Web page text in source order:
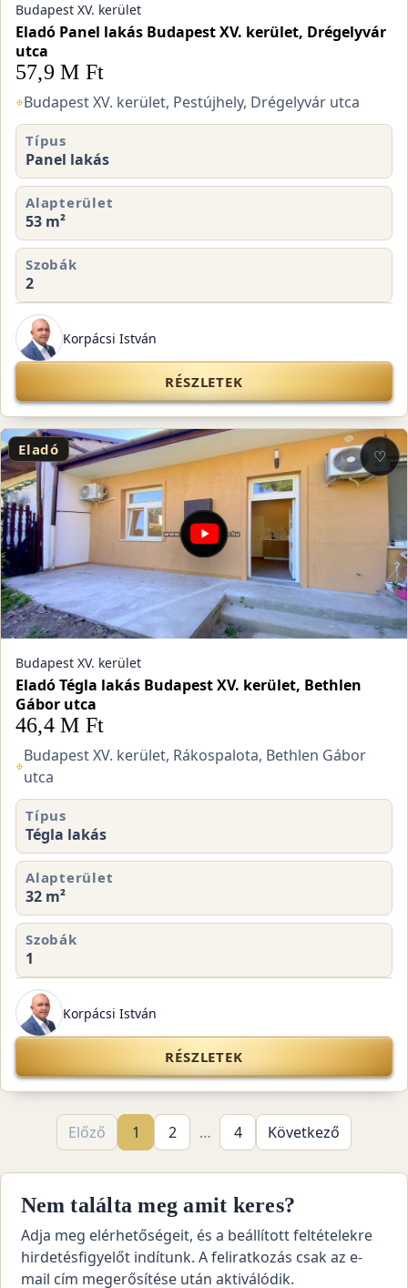
Budapest XV. kerület
Eladó Panel lakás Budapest XV. kerület, Drégelyvár
utca
57,9 M Ft
⌖Budapest XV. kerület, Pestújhely, Drégelyvár utca
Típus
Panel lakás
Alapterület
53 m²
Szobák
2
Korpácsi István
RÉSZLETEK
Eladó ♡
Budapest XV. kerület
Eladó Tégla lakás Budapest XV. kerület, Bethlen
Gábor utca
46,4 M Ft
⌖
Budapest XV. kerület, Rákospalota, Bethlen Gábor
utca
Típus
Tégla lakás
Alapterület
32 m²
Szobák
1
Korpácsi István
RÉSZLETEK
Előző 1 2 … 4 Következő
Nem találta meg amit keres?
Adja meg elérhetőségeit, és a beállított feltételekre
hirdetésfigyelőt indítunk. A feliratkozás csak az e-
mail cím megerősítése után aktiválódik.